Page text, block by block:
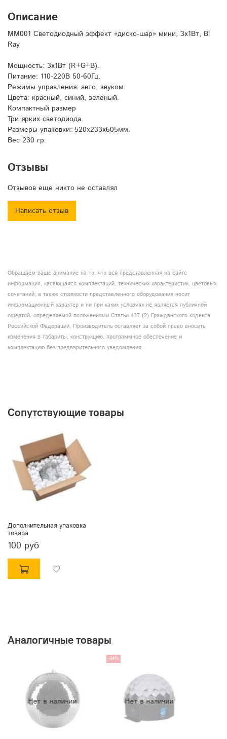
Описание
MM001 Светодиодный эффект «диско-шар» мини, 3х1Вт, Bi
Ray
Мощность: 3х1Вт (R+G+B).
Питание: 110-220В 50-60Гц.
Режимы управления: авто, звуком.
Цвета: красный, синий, зеленый.
Компактный размер
Три ярких светодиода.
Размеры упаковки: 520х233х605мм.
Вес 230 гр.
Отзывы
Отзывов еще никто не оставлял
Написать отзыв
Обращаем ваше внимание на то, что вся представленная на сайте
информация, касающаяся комплектаций, технических характеристик, цветовых
сочетаний, а также стоимости представленного оборудования носит
информационный характер и ни при каких условиях не является публичной
офертой, определяемой положениями Статьи 437 (2) Гражданского кодекса
Российской Федерации. Производитель оставляет за собой право вносить
изменения в габариты, конструкцию, программное обеспечение и
комплектацию без предварительного уведомления.
Сопутствующие товары
Дополнительная упаковка
товара
100 руб
Аналогичные товары
-24%